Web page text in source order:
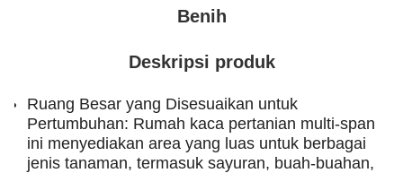
Benih
Deskripsi produk
Ruang Besar yang Disesuaikan untuk
Pertumbuhan: Rumah kaca pertanian multi-span
ini menyediakan area yang luas untuk berbagai
jenis tanaman, termasuk sayuran, buah-buahan,